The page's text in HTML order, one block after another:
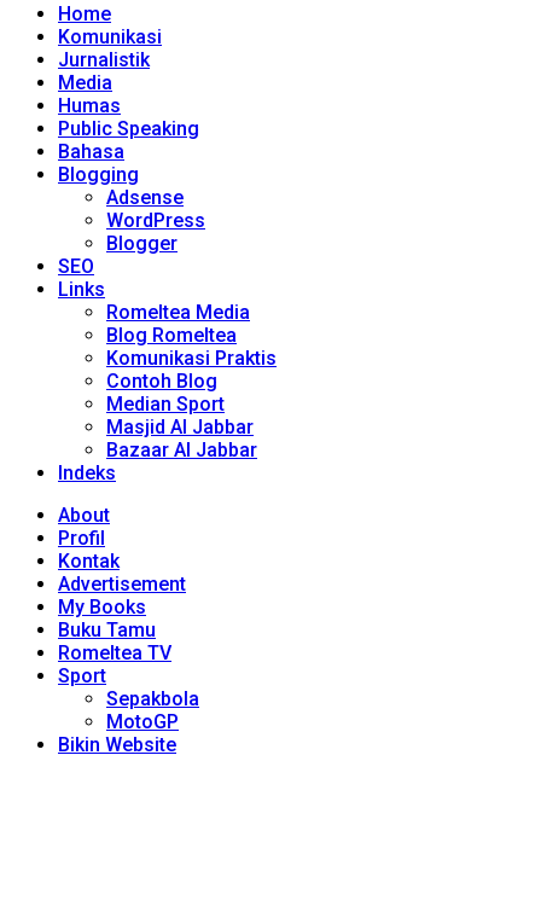
Home
Komunikasi
Jurnalistik
Media
Humas
Public Speaking
Bahasa
Blogging
Adsense
WordPress
Blogger
SEO
Links
Romeltea Media
Blog Romeltea
Komunikasi Praktis
Contoh Blog
Median Sport
Masjid Al Jabbar
Bazaar Al Jabbar
Indeks
About
Profil
Kontak
Advertisement
My Books
Buku Tamu
Romeltea TV
Sport
Sepakbola
MotoGP
Bikin Website